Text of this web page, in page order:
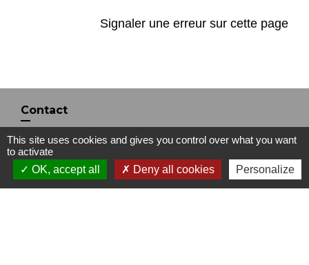
Signaler une erreur sur cette page
Contact
Commune de Saint-Jean-de-la-Porte
200 Rue de la Mairie
73250 Saint-Jean-de-la-Porte - FRANCE
+33 4 79 28 54 55
This site uses cookies and gives you control over what you want
to activate
OK, accept all
Deny all cookies Personalize